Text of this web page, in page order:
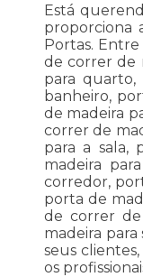
Está
proporciona
Portas.
de correr de
para
banheiro,
de madeira
correr de
para a sala,
madeira
corredor,
porta de
de correr
madeira
seus
os